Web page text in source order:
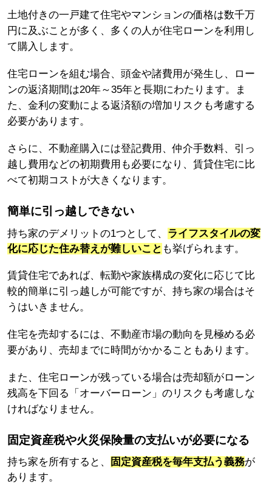
土地付きの一戸建て住宅やマンションの価格は数千万
円に及ぶことが多く、多くの人が住宅ローンを利用し
て購入します。
住宅ローンを組む場合、頭金や諸費用が発生し、ロー
ンの返済期間は20年～35年と長期にわたります。ま
た、金利の変動による返済額の増加リスクも考慮する
必要があります。
さらに、不動産購入には登記費用、仲介手数料、引っ
越し費用などの初期費用も必要になり、賃貸住宅に比
べて初期コストが大きくなります。
簡単に引っ越しできない
持ち家のデメリットの1つとして、 ライフスタイルの変
化に応じた住み替えが難しいこと も挙げられます。
賃貸住宅であれば、転勤や家族構成の変化に応じて比
較的簡単に引っ越しが可能ですが、持ち家の場合はそ
うはいきません。
住宅を売却するには、不動産市場の動向を見極める必
要があり、売却までに時間がかかることもあります。
また、住宅ローンが残っている場合は売却額がローン
残高を下回る「オーバーローン」のリスクも考慮しな
ければなりません。
固定資産税や火災保険量の支払いが必要になる
持ち家を所有すると、 固定資産税を毎年支払う義務が
あります。